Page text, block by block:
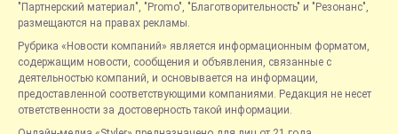
"Партнерский материал", "Promo", "Благотворительность" и "Резонанс",
размещаются на правах рекламы.
Рубрика «Новости компаний» является информационным форматом,
содержащим новости, сообщения и объявления, связанные с
деятельностью компаний, и основывается на информации,
предоставленной соответствующими компаниями. Редакция не несет
ответственности за достоверность такой информации.